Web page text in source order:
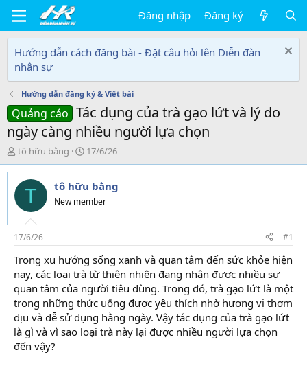
Đăng nhập Đăng ký
Hướng dẫn cách đăng bài - Đặt câu hỏi lên Diễn đàn
nhân sự
Hướng dẫn đăng ký & Viết bài
Quảng cáo Tác dụng của trà gạo lứt và lý do
ngày càng nhiều người lựa chọn
T
h
r
e
d
s
t
a
r
t
e
r
tô hữu bằng
N
g
à
y
g
i
17/6/26
T tô hữu bằng
New member
17/6/26 #1
Trong xu hướng sống xanh và quan tâm đến sức khỏe hiện
nay, các loại trà từ thiên nhiên đang nhận được nhiều sự
quan tâm của người tiêu dùng. Trong đó, trà gạo lứt là một
trong những thức uống được yêu thích nhờ hương vị thơm
dịu và dễ sử dụng hằng ngày. Vậy tác dụng của trà gạo lứt
là gì và vì sao loại trà này lại được nhiều người lựa chọn
đến vậy?